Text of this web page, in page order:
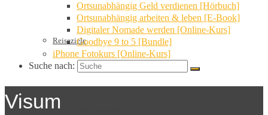
Reiseziele
Ortsunabhängig Geld verdienen [Hörbuch]
Ortsunabhängig arbeiten & leben [E-Book]
Digitaler Nomade werden [Online-Kurs]
Goodbye 9 to 5 [Bundle]
iPhone Fotokurs [Online-Kurs]
Suche nach:
Visum